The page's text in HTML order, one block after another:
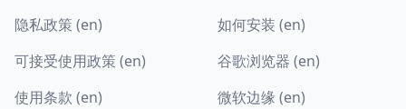
隐私政策 (en)
可接受使用政策 (en)
使用条款 (en)
如何安装 (en)
谷歌浏览器 (en)
微软边缘 (en)